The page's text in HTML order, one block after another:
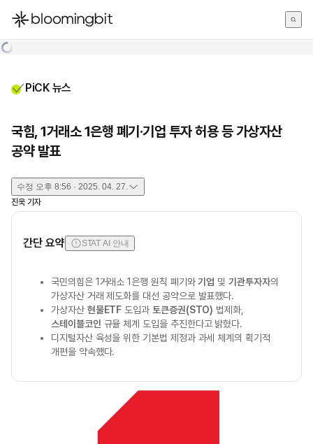
한국어
PiCK 뉴스
국힘, 1거래소 1은행 폐기·기업 투자 허용 등 가상자산
공약 발표
수정 오후 8:56 · 2025. 04. 27.
진욱 기자
간단 요약 STAT AI 안내
국민의힘은 1거래소 1은행 원칙 폐기와기업 및기관투자자의
가상자산 거래 제도화를 대선 공약으로 발표했다.
가상자산 현물ETF 도입과 토큰증권(STO) 법제화,
스테이블코인 규율 체계 도입을 추진한다고 밝혔다.
디지털자산 육성을 위한 기본법 제정과 과세 체계의 획기적
개편을 약속했다.